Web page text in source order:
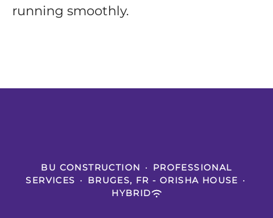
running smoothly.
BU CONSTRUCTION ·
PROFESSIONAL
SERVICES · BRUGES, FR - ORISHA HOUSE ·
HYBRID